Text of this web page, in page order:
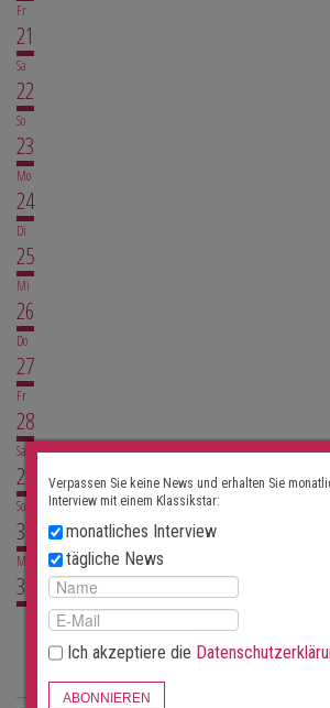
Fr
21
Sa
22
So
23
Mo
24
Di
25
Mi
26
Do
27
Fr
28
Sa
29
So
30
Mo
31
Aktuell keine Konzerte
Verpassen Sie keine News und erhalten Sie
Interview mit einem Klassikstar:
monatliches Interview
tägliche News
Ich akzeptiere die
ABONNIEREN